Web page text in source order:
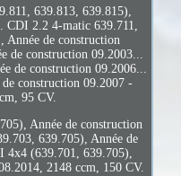
639.813, 639.815),
CDI 2.2 4-matic 639.711,
Année de construction
de construction 09.2003...
de construction 09.2006...
construction 09.2007 -
95 CV.
Année de construction
639.705), Année de
4x4 (639.701, 639.705),
2148 ccm, 150 CV.